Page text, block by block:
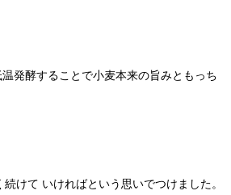
発酵することで小麦本来の旨みともっち
けて いければという思いでつけました。